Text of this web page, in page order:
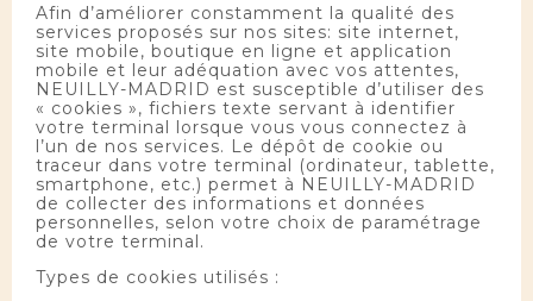
Afin d’améliorer constamment la qualité des
services proposés sur nos sites: site internet,
site mobile, boutique en ligne et application
mobile et leur adéquation avec vos attentes,
NEUILLY-MADRID est susceptible d’utiliser des
« cookies », fichiers texte servant à identifier
votre terminal lorsque vous vous connectez à
l’un de nos services. Le dépôt de cookie ou
traceur dans votre terminal (ordinateur, tablette,
smartphone, etc.) permet à NEUILLY-MADRID
de collecter des informations et données
personnelles, selon votre choix de paramétrage
de votre terminal.
Types de cookies utilisés :